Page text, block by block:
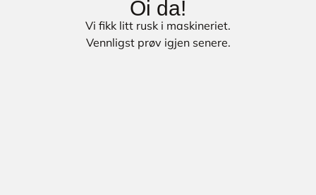
Oi da!
Vi fikk litt rusk i maskineriet.
Vennligst prøv igjen senere.